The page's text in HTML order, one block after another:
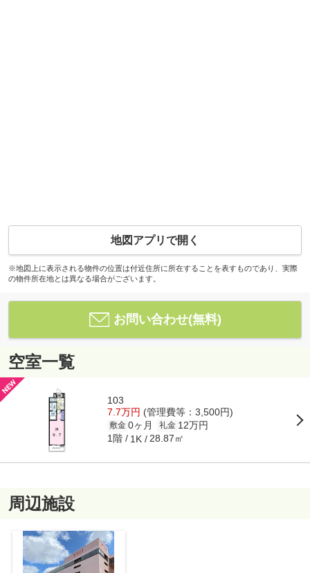
地図アプリで開く
※地図上に表示される物件の位置は付近住所に所在することを表すものであり、実際
の物件所在地とは異なる場合がございます。
お問い合わせ(無料)
空室一覧
103
7.7万円 (管理費等：3,500円)
敷金 0ヶ月 礼金 12万円
1階 1K 28.87㎡
周辺施設